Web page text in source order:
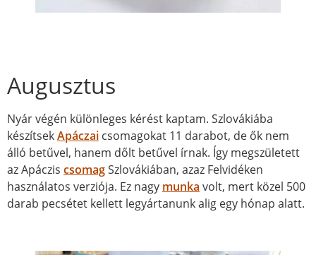
Augusztus
Nyár végén különleges kérést kaptam. Szlovákiába
készítsekApáczai csomagokat 11 darabot, de ők nem
álló betűvel, hanem dőlt betűvel írnak. Így megszületett
az Apáczis csomagSzlovákiában, azaz Felvidéken
használatos verziója. Ez nagy munka volt, mert közel 500
darab pecsétet kellett legyártanunk alig egy hónap alatt.